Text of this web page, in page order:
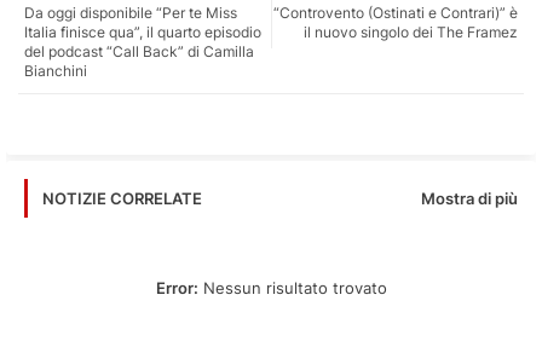
ats
“Controvento (Ostinati e Contrari)” è
il nuovo singolo dei The Framez
Da oggi disponibile “Per te Miss
Italia finisce qua”, il quarto episodio
del podcast “Call Back” di Camilla
Bianchini
NOTIZIE CORRELATE Mostra di più
Error: Nessun risultato trovato